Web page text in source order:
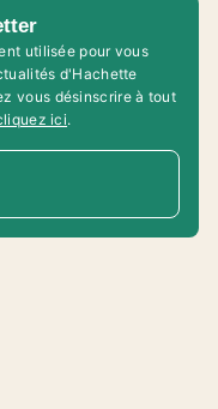
utilisée pour vous
d'Hachette
vous désinscrire à tout
ici.